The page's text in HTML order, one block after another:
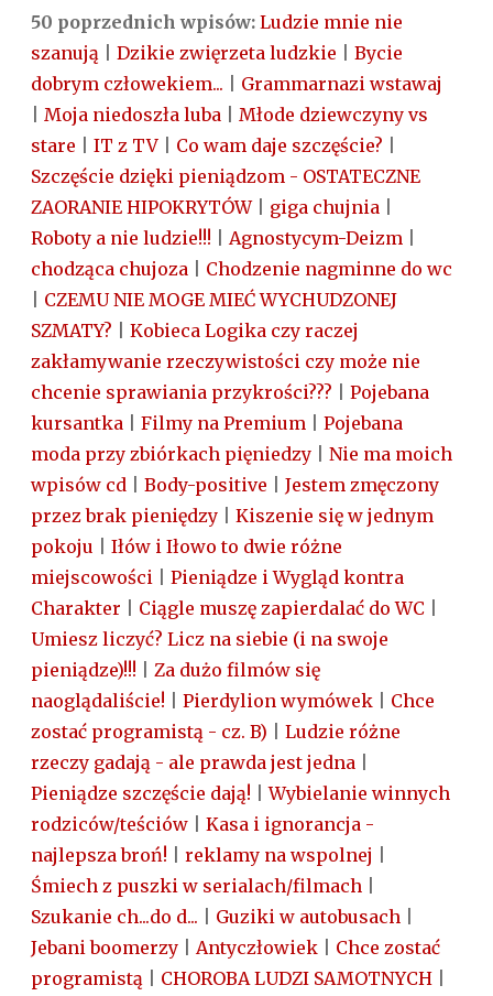
50 poprzednich wpisów: Ludzie mnie nie
szanują
Dzikie zwięrzeta ludzkie
Bycie
dobrym człowekiem...
Grammarnazi wstawaj
Moja niedoszła luba
Młode dziewczyny vs
stare
IT z TV Co wam daje szczęście?
Szczęście dzięki pieniądzom - OSTATECZNE
ZAORANIE HIPOKRYTÓW| giga chujnia
Roboty a nie ludzie!!!
Agnostycym-Deizm
chodząca chujoza
Chodzenie nagminne do wc
CZEMU NIE MOGE MIEĆ WYCHUDZONEJ
SZMATY?
Kobieca Logika czy raczej
zakłamywanie rzeczywistości czy może nie
chcenie sprawiania przykrości???
Pojebana
kursantka
Filmy na Premium
Pojebana
moda przy zbiórkach pięniedzy
Nie ma moich
wpisów cd
Body-positive
Jestem zmęczony
przez brak pieniędzy
Kiszenie się w jednym
pokoju
Iłów i Iłowo to dwie różne
miejscowości
Pieniądze i Wygląd kontra
Charakter
Ciągle muszę zapierdalać do WC
Umiesz liczyć? Licz na siebie (i na swoje
pieniądze)!!!
Za dużo filmów się
naoglądaliście!
Pierdylion wymówek
Chce
zostać programistą - cz. B)
Ludzie różne
rzeczy gadają - ale prawda jest jedna
Pieniądze szczęście dają! |Wybielanie winnych
rodziców/teściów
Kasa i ignorancja -
najlepsza broń!
reklamy na wspolnej
Śmiech z puszki w serialach/filmach
Szukanie ch...do d...
Guziki w autobusach
Jebani boomerzy
Antyczłowiek
Chce zostać
programistą
CHOROBA LUDZI SAMOTNYCH